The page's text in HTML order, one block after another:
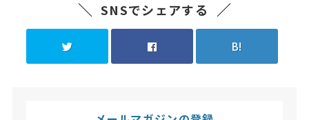
SNSでシェアする
B!